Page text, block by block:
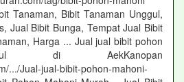
Tanaman, Bibit Tanaman Unggul,
Jual Bibit Bunga, Tempat Jual Bibit
Harga ... Jual jual bibit pohon
di AekKanopan
.../Jual-jual-bibit-pohon-mahoni-